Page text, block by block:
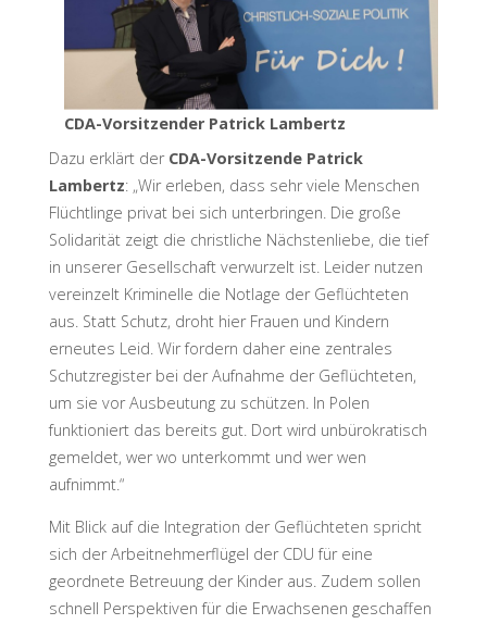
CDA-Vorsitzender Patrick Lambertz
Dazu erklärt der CDA-Vorsitzende Patrick
Lambertz: „Wir erleben, dass sehr viele Menschen
Flüchtlinge privat bei sich unterbringen. Die große
Solidarität zeigt die christliche Nächstenliebe, die tief
in unserer Gesellschaft verwurzelt ist. Leider nutzen
vereinzelt Kriminelle die Notlage der Geflüchteten
aus. Statt Schutz, droht hier Frauen und Kindern
erneutes Leid. Wir fordern daher eine zentrales
Schutzregister bei der Aufnahme der Geflüchteten,
um sie vor Ausbeutung zu schützen. In Polen
funktioniert das bereits gut. Dort wird unbürokratisch
gemeldet, wer wo unterkommt und wer wen
aufnimmt.“
Mit Blick auf die Integration der Geflüchteten spricht
sich der Arbeitnehmerflügel der CDU für eine
geordnete Betreuung der Kinder aus. Zudem sollen
schnell Perspektiven für die Erwachsenen geschaffen